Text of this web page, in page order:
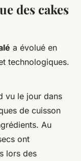
des cakes
a évolué en
technologiques.
vu le jour dans
de cuisson
Au
ont
lors des